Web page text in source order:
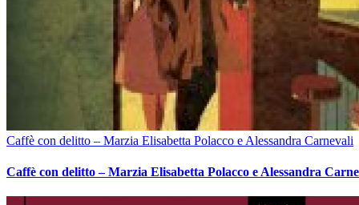
Caffè con delitto – Marzia Elisabetta Polacco e Alessandra Carnevali
Caffè con delitto – Marzia Elisabetta Polacco e Alessandra